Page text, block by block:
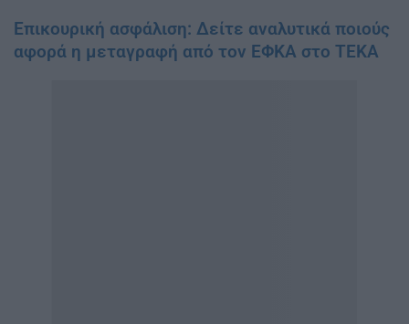
Επικουρική ασφάλιση: Δείτε αναλυτικά ποιούς
αφορά η μεταγραφή από τον ΕΦΚΑ στο ΤΕΚΑ